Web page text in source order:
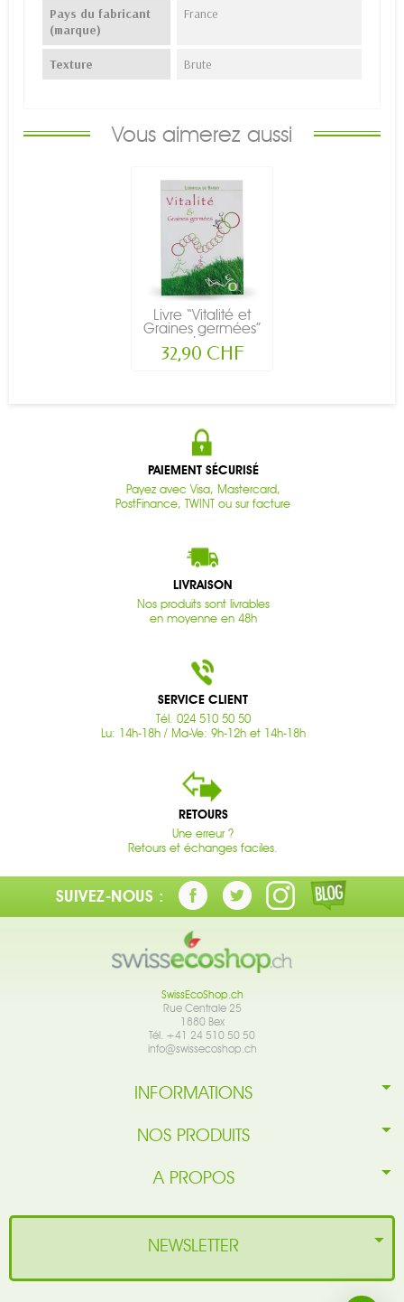
Pays du fabricant
(marque)
France
Texture Brute
Vous aimerez aussi
Livre “Vitalité et
Graines germées”
de...
32,90 CHF
PAIEMENT SÉCURISÉ
Payez avec Visa, Mastercard,
PostFinance, TWINT ou sur facture
LIVRAISON
Nos produits sont livrables
en moyenne en 48h
SERVICE CLIENT
Tél. 024 510 50 50
Lu: 14h-18h / Ma-Ve: 9h-12h et 14h-18h
RETOURS
Une erreur ?
Retours et échanges faciles.
SUIVEZ-NOUS :
SwissEcoShop.ch
Rue Centrale 25
1880 Bex
Tél. +41 24 510 50 50
info@swissecoshop.ch
INFORMATIONS
NOS PRODUITS
A PROPOS
NEWSLETTER